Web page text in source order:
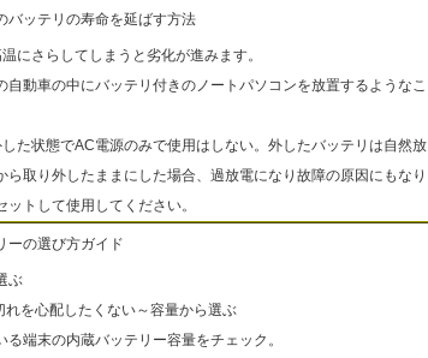
バッテリの寿命を延ばす方法
にさらしてしまうと劣化が進みます。
自動車の中にバッテリ付きのノートパソコンを放置するような
た状態でAC電源のみで使用はしない。外したバッテリは自然
ら取り外したままにした場合、過放電になり故障の原因にもな
ットして使用してください。
ーの選び方ガイド
ぶ
れを心配したくない～容量から選ぶ
る端末の内蔵バッテリー容量をチェック。